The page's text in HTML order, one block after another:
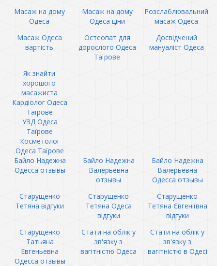
Масаж на дому
Одеса
Масаж на дому
Одеса ціни
Розслаблювальний
масаж Одеса
Масаж Одеса
вартість
Остеопат для
дорослого Одеса
Таїрове
Досвідчений
мануаліст Одеса
Як знайти
хорошого
масажиста
Кардіолог Одеса
Таїрове
УЗД Одеса
Таїрове
Косметолог
Одеса Таїрове
Байло Надежна
Одесса отзывы
Байло Надежна
Валерьевна
отзывы
Байло Надежна
Валерьевна
Одесса отзывы
Старущенко
Тетяна відгуки
Старущенко
Тетяна Одеса
відгуки
Старущенко
Тетяна Євгеніївна
відгуки
Старущенко
Татьяна
Евгеньевна
Одесса отзывы
Стати на облік у
зв'язку з
вагітністю Одеса
Стати на облік у
зв'язку з
вагітністю в Одесі